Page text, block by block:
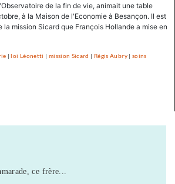
en
réseau
de la fin de vie, animait une table
à la Maison de l'Economie à Besançon. Il est
la mission Sicard que François Hollande a mise en
|loi Léonetti | mission Sicard | Régis Aubry| soins
ce frère...